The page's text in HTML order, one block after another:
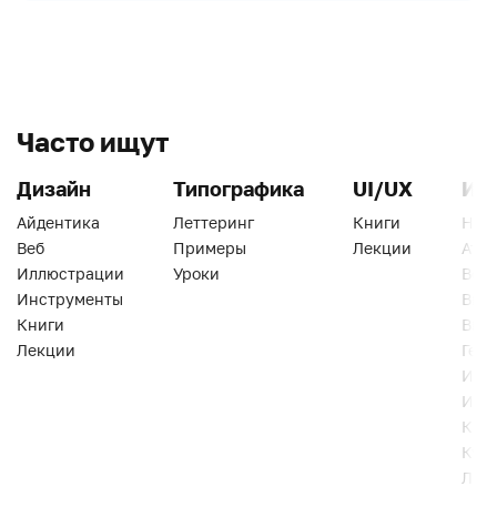
Часто ищут
Дизайн
Айдентика
Веб
Иллюстрации
Инструменты
Книги
Лекции
Типографика
Леттеринг
Примеры
Уроки
UI/UX
Книги
Лекции
Веб